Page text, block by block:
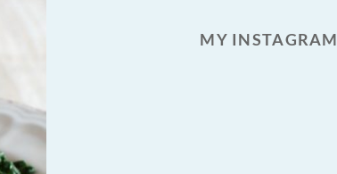
MY INSTAGRAM